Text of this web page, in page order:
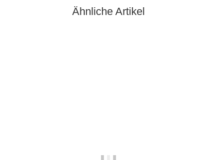
Ähnliche Artikel